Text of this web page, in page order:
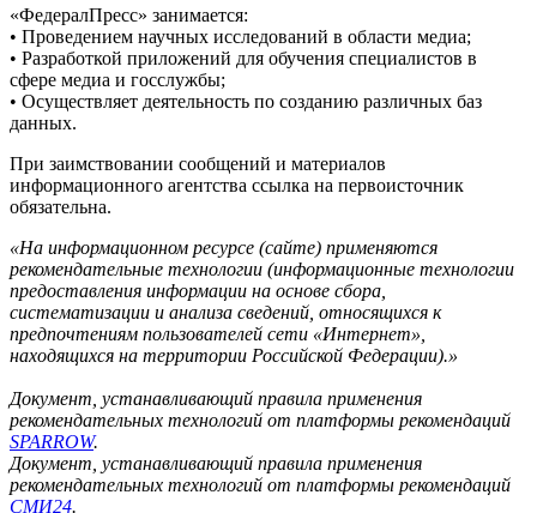
«ФедералПресс» занимается:
• Проведением научных исследований в области медиа;
• Разработкой приложений для обучения специалистов в
сфере медиа и госслужбы;
• Осуществляет деятельность по созданию различных баз
данных.
При заимствовании сообщений и материалов
информационного агентства ссылка на первоисточник
обязательна.
«На информационном ресурсе (сайте) применяются
рекомендательные технологии (информационные технологии
предоставления информации на основе сбора,
систематизации и анализа сведений, относящихся к
предпочтениям пользователей сети «Интернет»,
находящихся на территории Российской Федерации).»
Документ, устанавливающий правила применения
рекомендательных технологий от платформы рекомендаций
SPARROW.
Документ, устанавливающий правила применения
рекомендательных технологий от платформы рекомендаций
СМИ24.